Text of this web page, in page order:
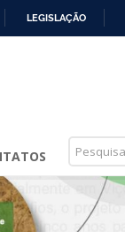
LEGISLAÇÃO